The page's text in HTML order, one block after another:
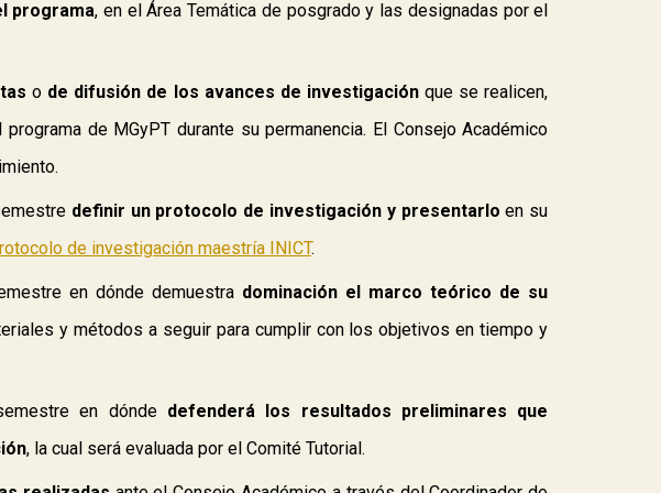
programa, en el Área Temática de posgrado y las designadas por el
o de difusión de los avances de investigación que se realicen,
de MGyPT durante su permanencia. El Consejo Académico
definir un protocolo de investigación y presentarlo en su
de investigación maestría INICT.
en dónde demuestra dominación el marco teórico de su
y métodos a seguir para cumplir con los objetivos en tiempo y
en dónde defenderá los resultados preliminares que
, la cual será evaluada por el Comité Tutorial.